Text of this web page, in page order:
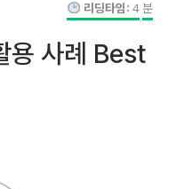
리딩타임: 4 분
용 사례 Best